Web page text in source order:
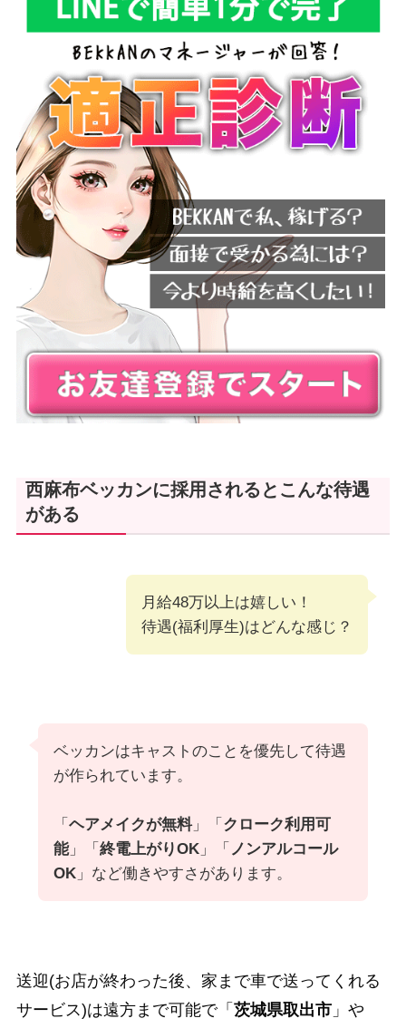
西麻布ベッカンに採用されるとこんな待遇
がある
月給48万以上は嬉しい！
待遇(福利厚生)はどんな感じ？
ベッカンはキャストのことを優先して待遇
が作られています。
「 ヘアメイクが無料」「 クローク利用可
能」「 終電上がりOK」「 ノンアルコール
OK」など働きやすさがあります。
送迎(お店が終わった後、家まで車で送ってくれる
サービス)は遠方まで可能で「 茨城県取出市」や